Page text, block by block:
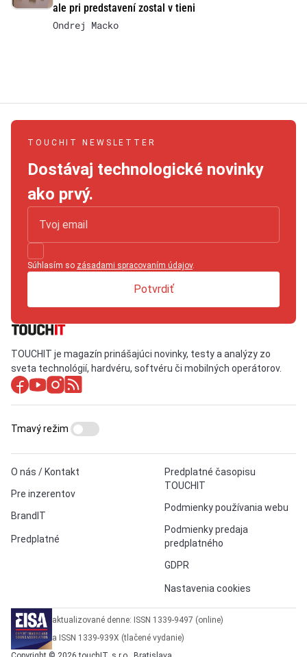
ale pri predstavení zostal v tieni
Ondrej Macko
TOUCHIT NEWSLETTER
Dostávaj technologické novinky
ako prvý.
Súhlasím so zásadami spracovaním údajov.
Potvrdiť
TOUCHIT je magazín prinášajúci novinky, testy a analýzy zo
sveta technológií, hardvéru, softvéru či mobilných operátorov.
O nás / Kontakt
Pre inzerentov
BrandIT
Predplatné
Predplatné časopisu
TOUCHIT
Podmienky používania webu
Podmienky predaja
predplatného
GDPR
Nastavenia cookies
Tmavý režim
aktualizované denne: ISSN 1339-9497 (online)
a ISSN 1339-939X (tlačené vydanie)